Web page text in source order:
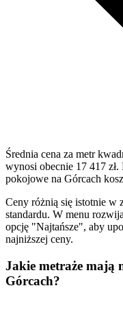
Średnia cena za metr
wynosi obecnie 17 417 zł.
pokojowe na Górcach
Ceny różnią się istotnie w
standardu. W menu
opcję "Najtańsze", aby
najniższej ceny.
Jakie metraże mają
Górcach?